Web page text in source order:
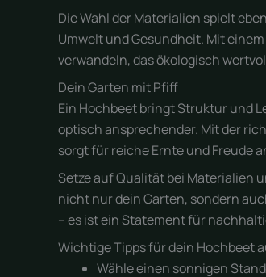
Die Wahl der Materialien spielt
Umwelt und Gesundheit. Mit
verwandeln, das ökologisch
Dein Garten mit Pfiff
Ein Hochbeet bringt Struktur und
optisch ansprechender. Mit der
sorgt für reiche Ernte und Freude
Setze auf Qualität bei Materialien
nicht nur dein Garten, sondern
– es ist ein Statement für
Wichtige Tipps für dein Hochbeet
Wähle einen sonnigen